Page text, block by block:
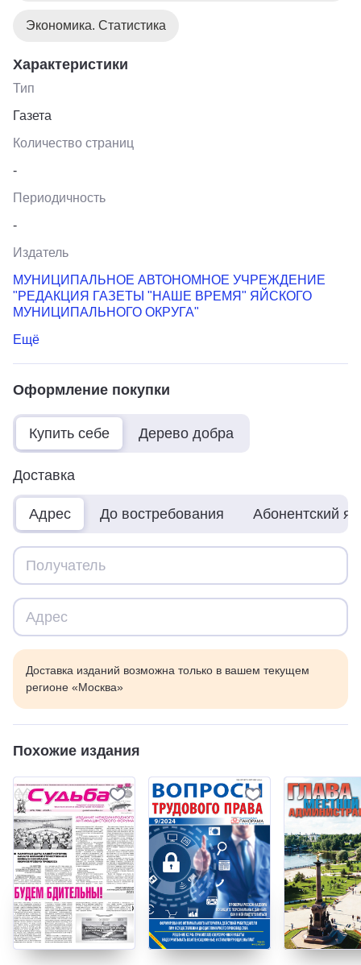
Экономика. Статистика
Характеристики
Тип
Газета
Количество страниц
-
Периодичность
-
Издатель
МУНИЦИПАЛЬНОЕ АВТОНОМНОЕ УЧРЕЖДЕНИЕ
"РЕДАКЦИЯ ГАЗЕТЫ "НАШЕ ВРЕМЯ" ЯЙСКОГО
МУНИЦИПАЛЬНОГО ОКРУГА"
Ещё
Оформление покупки
Купить себе Дерево добра
Доставка
Адрес До востребования Абонентский
Доставка изданий возможна только в вашем текущем
регионе «Москва»
Похожие издания